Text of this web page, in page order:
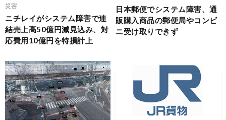
災害
ニチレイがシステム障害で連
結売上高50億円減見込み、対
応費用10億円を特損計上
日本郵便でシステム障害、通
販購入商品の郵便局やコンビ
ニ受け取りできず